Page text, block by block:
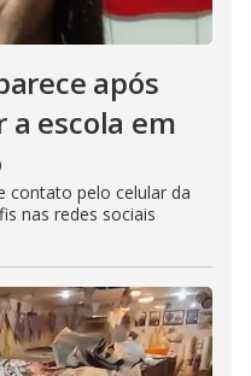
após
a escola em
contato pelo celular da
nas redes sociais